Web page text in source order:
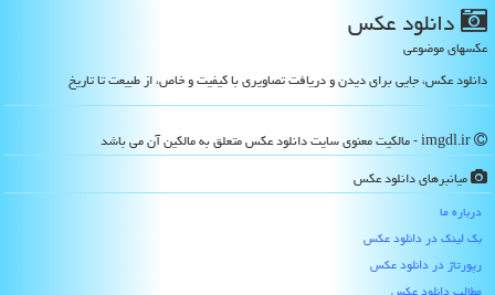
دانلود عكس
عکسهای موضوعی
دانلود عکس، جایی برای دیدن و دریافت تصاویری با کیفیت و خاص، از طبیعت تا تاریخ
میانبرهای دانلود عكس
درباره ما
بک لینک در دانلود عكس
رپورتاژ در دانلود عكس